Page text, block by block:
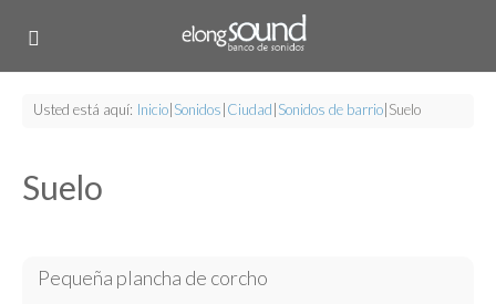
Usted está aquí: Inicio Sonidos Ciudad Sonidos de barrio Suelo
Suelo
Pequeña plancha de corcho